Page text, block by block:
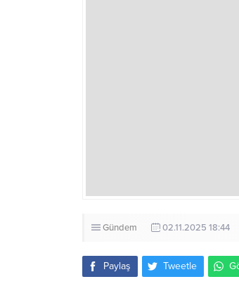
Gündem 02.11.2025 18:44
Paylaş Tweetle